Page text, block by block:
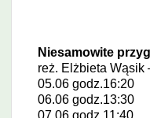
Niesamowite
reż. Elżbieta Wąsik
05.06 godz.16:20
06.06 godz.13:30
07.06 godz.11:40